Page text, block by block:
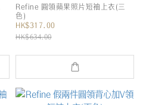
Refine 圓領蘋果照片短袖上衣(三
色)
HK$317.00
HK$634.00